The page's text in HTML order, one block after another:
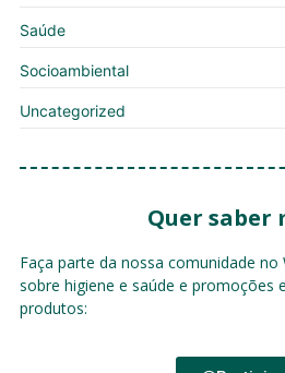
Saúde
Socioambiental
Uncategorized
Quer saber
Faça parte da nossa comunidade no
sobre higiene e saúde e promoções
produtos: